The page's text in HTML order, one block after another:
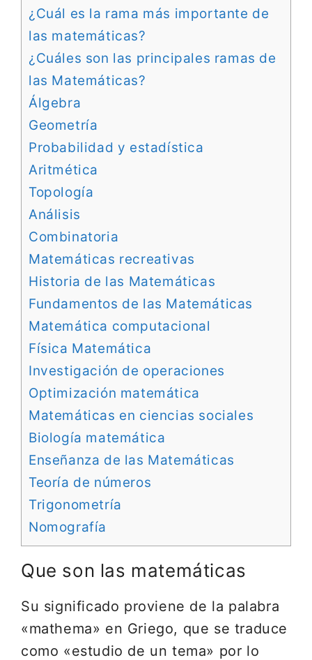
¿Cuál es la rama más importante de
las matemáticas?
¿Cuáles son las principales ramas de
las Matemáticas?
Álgebra
Geometría
Probabilidad y estadística
Aritmética
Topología
Análisis
Combinatoria
Matemáticas recreativas
Historia de las Matemáticas
Fundamentos de las Matemáticas
Matemática computacional
Física Matemática
Investigación de operaciones
Optimización matemática
Matemáticas en ciencias sociales
Biología matemática
Enseñanza de las Matemáticas
Teoría de números
Trigonometría
Nomografía
Que son las matemáticas
Su significado proviene de la palabra
«mathema» en Griego, que se traduce
como «estudio de un tema» por lo